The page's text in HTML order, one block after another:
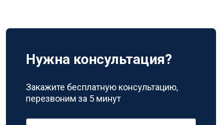
Нужна консультация?
Закажите бесплатную консультацию,
перезвоним за 5 минут